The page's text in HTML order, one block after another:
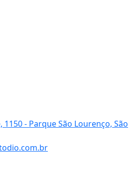
1150 - Parque São Lourenço, São